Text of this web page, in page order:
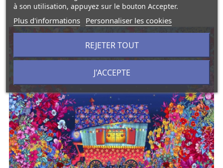
à son utilisation, appuyez sur le bouton Accepter.
Plus d'informations Personnaliser les cookies
REJETER TOUT
J'ACCEPTE